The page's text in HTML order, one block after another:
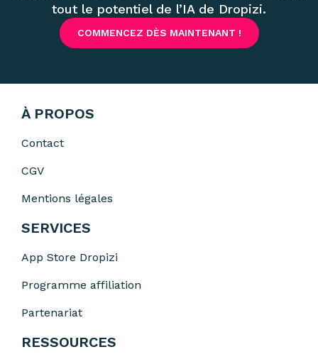
tout le potentiel de l’IA de Dropizi.
COMMENCEZ DÈS MAINTENANT !
À PROPOS
Contact
CGV
Mentions légales
SERVICES
App Store Dropizi
Programme affiliation
Partenariat
RESSOURCES